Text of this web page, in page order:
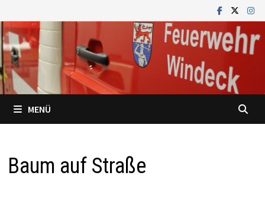
Inhalt
springen
MENÜ
Baum auf Straße